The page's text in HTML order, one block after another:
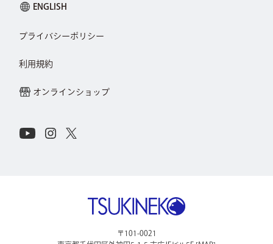
ENGLISH
プライバシーポリシー
利用規約
オンラインショップ
Connect with Us on Social Media
YoutubeInstagram
〒101-0021